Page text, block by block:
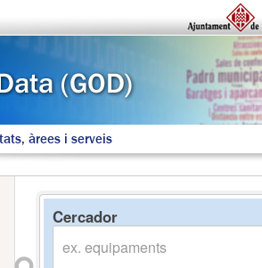
àrees i serveis
Cercador